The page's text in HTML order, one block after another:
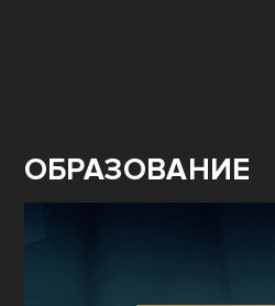
ОБРАЗОВАНИЕ